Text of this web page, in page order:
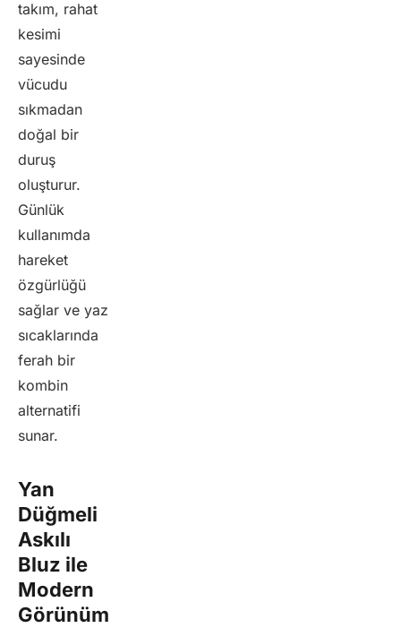
takım, rahat
kesimi
sayesinde
vücudu
sıkmadan
doğal bir
duruş
oluşturur.
Günlük
kullanımda
hareket
özgürlüğü
sağlar ve yaz
sıcaklarında
ferah bir
kombin
alternatifi
sunar.
Yan
Düğmeli
Askılı
Bluz ile
Modern
Görünüm